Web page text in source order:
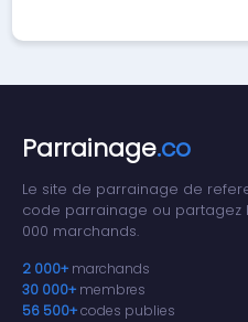
Parrainage.co
Le site de parrainage de
code parrainage ou partagez
000 marchands.
2 000+ marchands
30 000+ membres
56 500+codes publies